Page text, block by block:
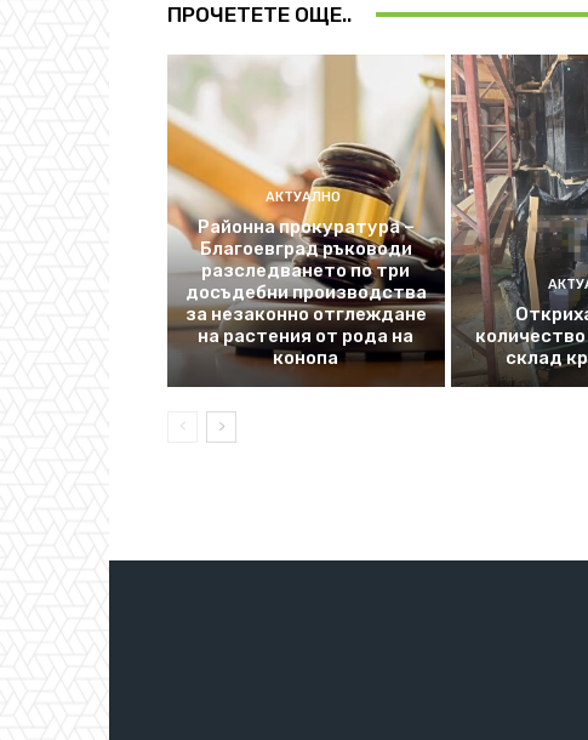
ПРОЧЕТЕТЕ ОЩЕ..
АКТУАЛНО
Районна прокуратура –
Благоевград ръководи
разследването по три
досъдебни производства
за незаконно отглеждане
на растения от рода на
конопа
количество
склад